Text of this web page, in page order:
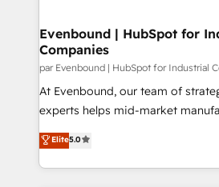
の統合・浸透・変革管理を実行します。 ▸
計・構築：リード獲得・CVR・
提供。 ▸ 既存CRM・MAからの移
Marketo・Pardot等からの移行、
データ移行と活用設計まで。 ▸
products and strategies that
difference.
Evenbound | HubSpot for
Companies
par Evenbound | HubSpot for Industrial
At Evenbound, our team of
experts helps mid-market
achieve real growth. We
tailored solutions that drive
HubSpot’s platform and data to
Elite5.0